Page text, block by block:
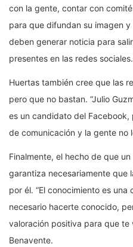
con la gente, contar con
para que difundan su imagen
deben generar noticia para
presentes en las redes sociales.
Huertas también cree que las
pero que no bastan. “Julio
es un candidato del
de comunicación y la gente no
Finalmente, el hecho de que
garantiza necesariamente que
por él. “El conocimiento es
necesario hacerte conocido,
valoración positiva para que te
Benavente.